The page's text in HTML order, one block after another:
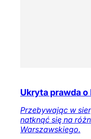
Ukryta prawda
Przebywając w
natknąć się na
Warszawskiego.